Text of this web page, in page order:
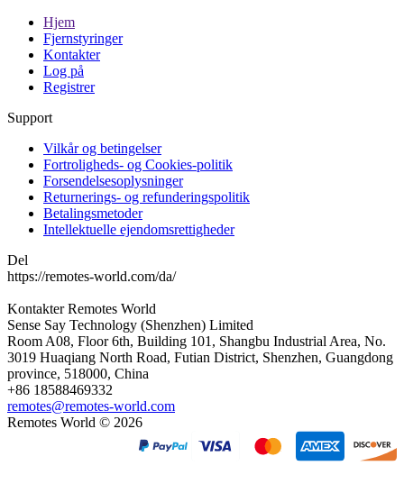
Hjem
Fjernstyringer
Kontakter
Log på
Registrer
Support
Vilkår og betingelser
Fortroligheds- og Cookies-politik
Forsendelsesoplysninger
Returnerings- og refunderingspolitik
Betalingsmetoder
Intellektuelle ejendomsrettigheder
Del
https://remotes-world.com/da/
Kontakter Remotes World
Sense Say Technology (Shenzhen) Limited
Room A08, Floor 6th, Building 101, Shangbu Industrial Area, No.
3019 Huaqiang North Road, Futian District, Shenzhen, Guangdong
province, 518000, China
+86 18588469332
remotes@remotes-world.com
Remotes World © 2026